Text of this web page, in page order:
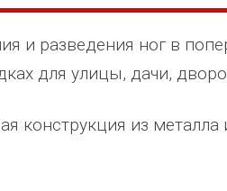
и разведения ног в
для улицы, дачи,
конструкция из металла